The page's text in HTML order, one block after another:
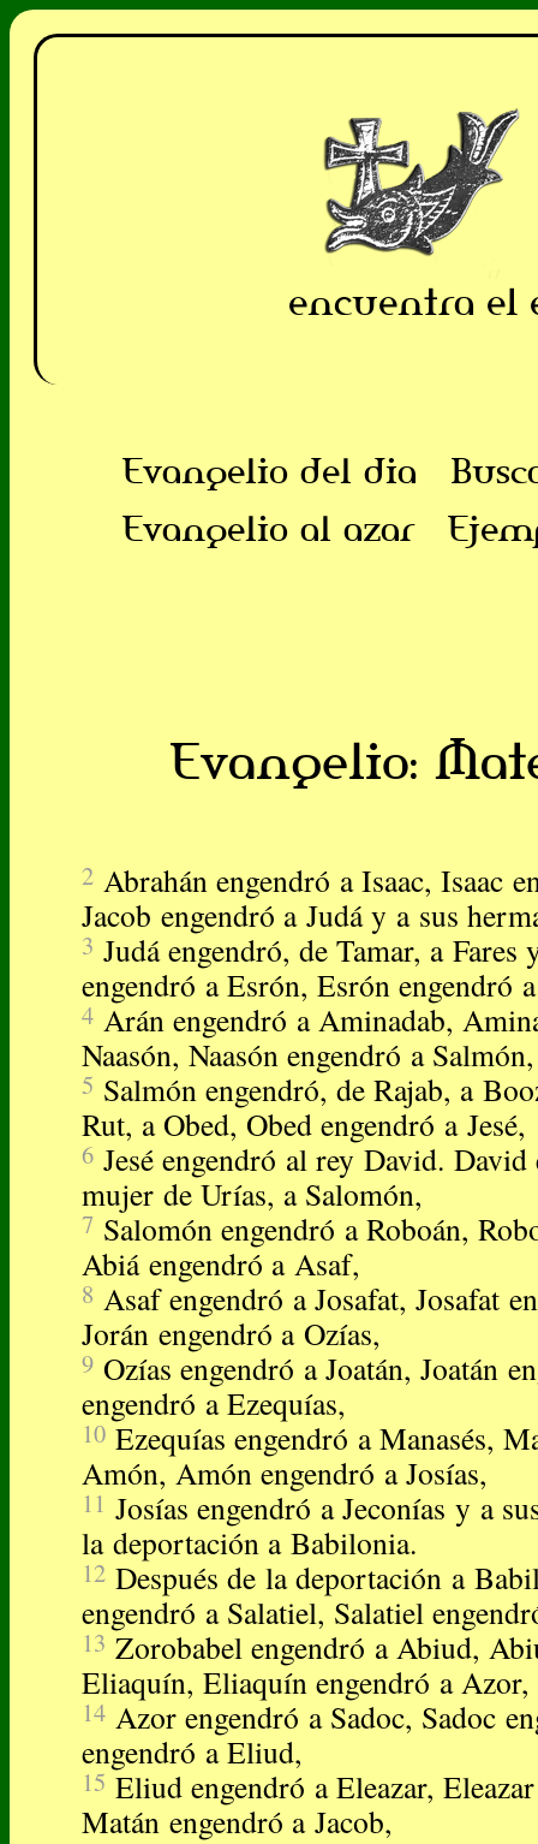
encuentra el
Evangelio del dia
Evangelio al azar
Evangelio:
2 Abrahán engendró a Isaac, Isaac
Jacob engendró a Judá y a sus
3 Judá engendró, de Tamar, a Fares
engendró a Esrón, Esrón engendró
4 Arán engendró a Aminadab,
Naasón, Naasón engendró a Salmón,
5 Salmón engendró, de Rajab, a
Rut, a Obed, Obed engendró a Jesé,
6 Jesé engendró al rey David. David
mujer de Urías, a Salomón,
7 Salomón engendró a Roboán,
Abiá engendró a Asaf,
8 Asaf engendró a Josafat, Josafat
Jorán engendró a Ozías,
9 Ozías engendró a Joatán, Joatán
engendró a Ezequías,
10 Ezequías engendró a Manasés,
Amón, Amón engendró a Josías,
11 Josías engendró a Jeconías y a
la deportación a Babilonia.
12 Después de la deportación a
engendró a Salatiel, Salatiel
13 Zorobabel engendró a Abiud,
Eliaquín, Eliaquín engendró a Azor,
14 Azor engendró a Sadoc, Sadoc
engendró a Eliud,
15 Eliud engendró a Eleazar,
Matán engendró a Jacob,